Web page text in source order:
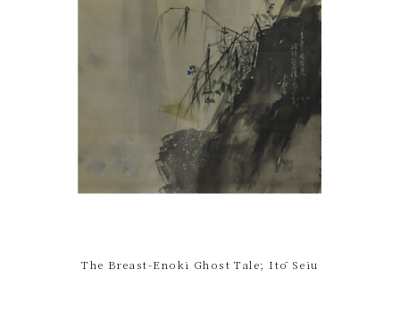
The Breast-Enoki Ghost Tale; Itō Seiu